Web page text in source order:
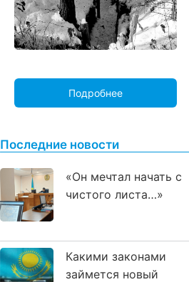
Подробнее
Последние новости
«Он мечтал начать с
чистого листа…»
Какими законами
займется новый